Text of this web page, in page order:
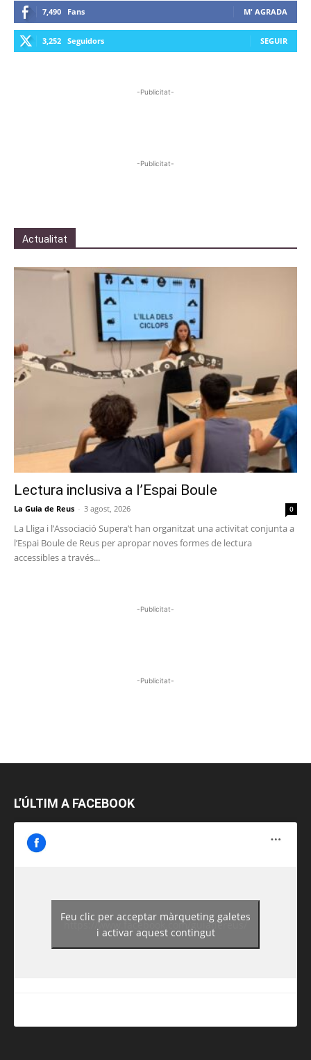
7,490 Fans M' AGRADA
3,252 Seguidors SEGUIR
-Publicitat-
-Publicitat-
Actualitat
Lectura inclusiva a l’Espai Boule
La Guia de Reus - 3 agost, 2026 0
La Lliga i l’Associació Supera’t han organitzat una activitat conjunta a
l’Espai Boule de Reus per apropar noves formes de lectura
accessibles a través...
-Publicitat-
-Publicitat-
L’ÚLTIM A FACEBOOK
https://www.facebook.com/guiadereus/
Feu clic per acceptar màrqueting galetes
i activar aquest contingut